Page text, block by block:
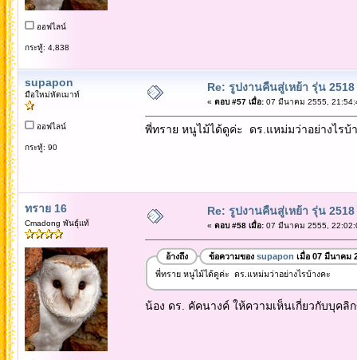
ออฟไลน์
กระทู้: 4,838
supapon
มือใหม่หัดเมาท์
ออฟไลน์
กระทู้: 90
Re: รูปงานคืนสู่เหย้า รุ่น 2518
« ตอบ #57 เมื่อ:07 มีนาคม 2555,
พี่ทราย หนูไม้ได้ดูค่ะ ดร.แหม่มว่าอย่างไรบ้
ทราย 16
Cmadong พันธุ์แท้
Re: รูปงานคืนสู่เหย้า รุ่น 2518
« ตอบ #58 เมื่อ:07 มีนาคม 2555,
อ้างถึง ข้อความของ supapon เมื่อ 07 มีนาคม
พี่ทราย หนูไม้ได้ดูค่ะ ดร.แหม่มว่าอย่างไรบ้างคะ
น้อง ดร. คัคนางค์ ให้ความเห็นเกี่ยวกับบุค